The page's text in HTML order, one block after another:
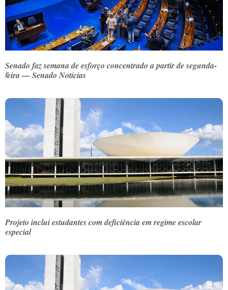
Senado faz semana de esforço concentrado a partir de segunda-
feira — Senado Notícias
Projeto inclui estudantes com deficiência em regime escolar
especial